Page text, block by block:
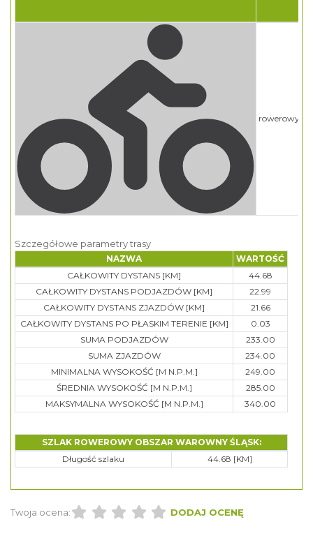
rowerowy
Szczegółowe parametry trasy
NAZWA
WARTOŚĆ
CAŁKOWITY DYSTANS [KM]
44.68
CAŁKOWITY DYSTANS PODJAZDÓW [KM]
22.99
CAŁKOWITY DYSTANS ZJAZDÓW [KM]
21.66
CAŁKOWITY DYSTANS PO PŁASKIM TERENIE [KM]
0.03
SUMA PODJAZDÓW
233.00
SUMA ZJAZDÓW
234.00
MINIMALNA WYSOKOŚĆ [M N.P.M.]
249.00
ŚREDNIA WYSOKOŚĆ [M N.P.M.]
285.00
MAKSYMALNA WYSOKOŚĆ [M N.P.M.]
340.00
SZLAK ROWEROWY OBSZAR WAROWNY ŚLĄSK:
Długość szlaku
44.68 [KM]
Twoja ocena: DODAJ OCENĘ